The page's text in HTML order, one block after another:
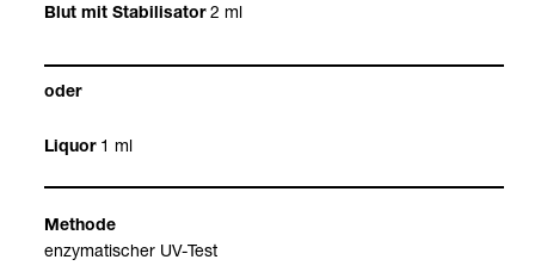
Blut mit Sta­bi­li­sa­tor2 ml
oder
Liquor1 ml
Methode
enzy­ma­ti­scher UV-​Test